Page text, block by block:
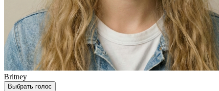
Britney
Выбрать голос